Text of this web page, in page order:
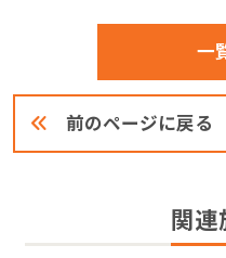
前のページに戻る
一
関連